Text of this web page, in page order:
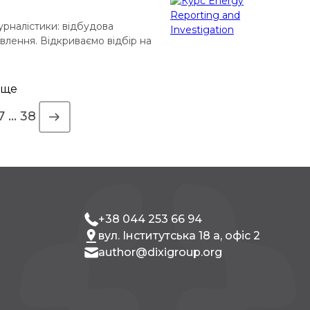
відбудова
Відкриваємо відбір на
[…]
ще
… 38
+38 044 253 66 94
вул. Інститутська 18 а, офіс 2
author@dixigroup.org